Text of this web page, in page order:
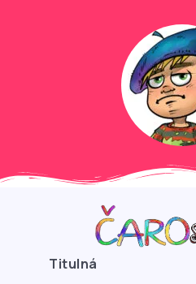
Titulná